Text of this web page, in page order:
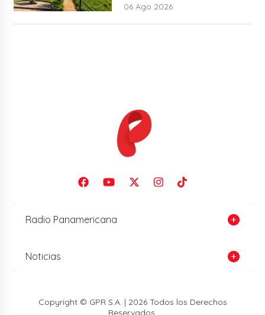
06 Ago 2026
Radio Panamericana
Noticias
Copyright © GPR S.A. | 2026 Todos los Derechos
Reservados.